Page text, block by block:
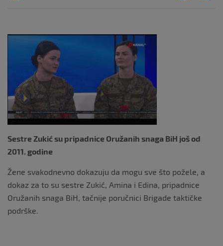
Sestre Zukić su pripadnice Oružanih snaga BiH još od
2011. godine
Žene svakodnevno dokazuju da mogu sve što požele, a
dokaz za to su sestre Zukić, Amina i Edina, pripadnice
Oružanih snaga BiH, tačnije poručnici Brigade taktičke
podrške.